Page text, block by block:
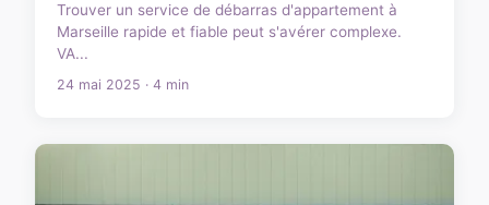
Trouver un service de débarras d'appartement à
Marseille rapide et fiable peut s'avérer complexe.
VA...
24 mai 2025 · 4 min